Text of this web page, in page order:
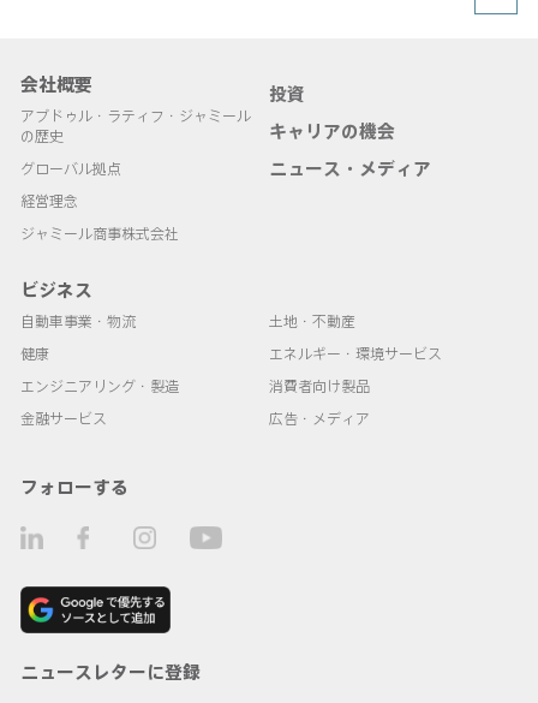
会社概要
アブドゥル・ラティフ・ジャミール
の歴史
グローバル拠点
経営理念
ジャミール商事株式会社
投資
キャリアの機会
ニュース・メディア
ビジネス
自動車事業・物流
健康
エンジニアリング・製造
金融サービス
土地・不動産
エネルギー・環境サービス
消費者向け製品
広告・メディア
フォローする
ニュースレターに登録